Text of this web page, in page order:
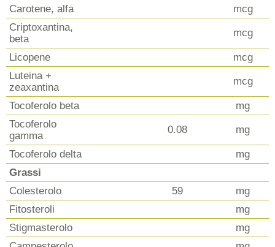
Carotene, alfa
mcg
Criptoxantina,
beta
mcg
Licopene
mcg
Luteina +
zeaxantina
mcg
Tocoferolo beta
mg
Tocoferolo
gamma
0.08 mg
Tocoferolo delta
mg
Grassi
Colesterolo
59
mg
Fitosteroli
mg
Stigmasterolo
mg